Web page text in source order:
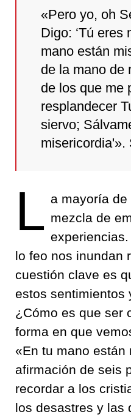
«Pero yo, oh
Digo: ‘Tú eres
mano están
de la mano de
de los que me
resplandecer
siervo;
misericordia'».
L a mayoría
mezcla de
lo feo nos inundan
cuestión clave es
estos sentimientos
¿Cómo es que ser
forma en que
«En tu mano están
afirmación de seis
recordar a los
los desastres y las